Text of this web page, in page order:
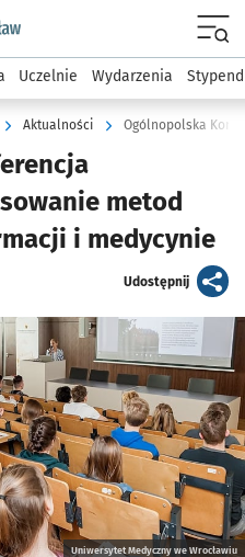
podserwis: Akademicki
Uczelnie Wydarzenia
Aktualności Ogólnopolska
metod
i medycynie
Udostępnijartykuł
Uniwersytet Medyczny we Wrocławiu